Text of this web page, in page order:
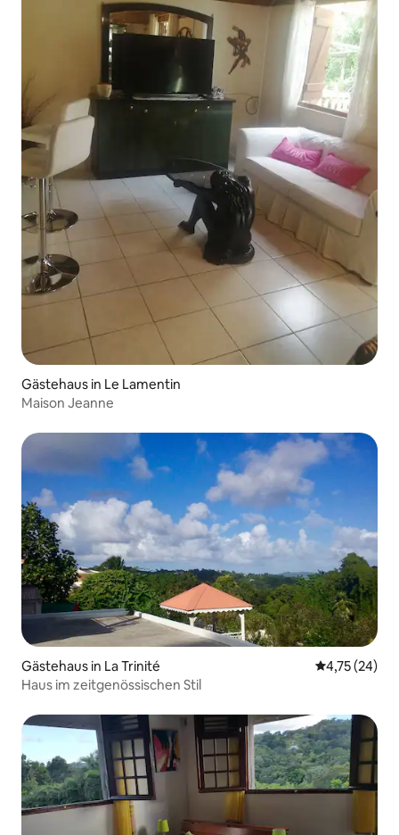
Gästehaus in Le Lamentin
Maison Jeanne
Gästehaus in La Trinité
4,75 (24)
Haus im zeitgenössischen Stil